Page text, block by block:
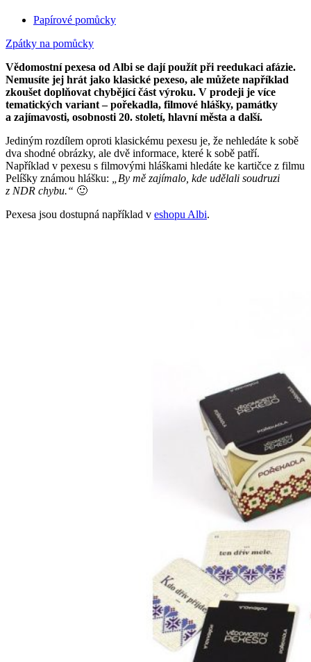
Papírové pomůcky
Zpátky na pomůcky
Vědomostní pexesa od Albi se dají použít při reedukaci afázie.
Nemusíte jej hrát jako klasické pexeso, ale můžete například
zkoušet doplňovat chybějící část výroku. V prodeji je více
tematických variant – pořekadla, filmové hlášky, památky
a zajímavosti, osobnosti 20. století, hlavní města a další.
Jediným rozdílem oproti klasickému pexesu je, že nehledáte k sobě
dva shodné obrázky, ale dvě informace, které k sobě patří.
Například v pexesu s filmovými hláškami hledáte ke kartičce z filmu
Pelíšky známou hlášku:
„By mě zajímalo, kde udělali soudruzi
z NDR chybu.“ 🙂
Pexesa jsou dostupná například v eshopu Albi.